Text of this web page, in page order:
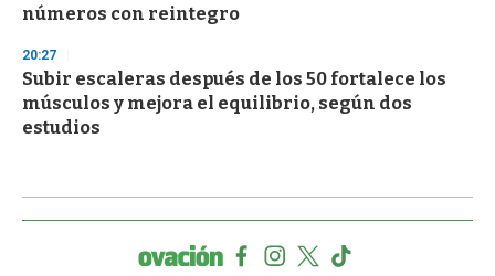
números con reintegro
20:27
Subir escaleras después de los 50 fortalece los
músculos y mejora el equilibrio, según dos
estudios